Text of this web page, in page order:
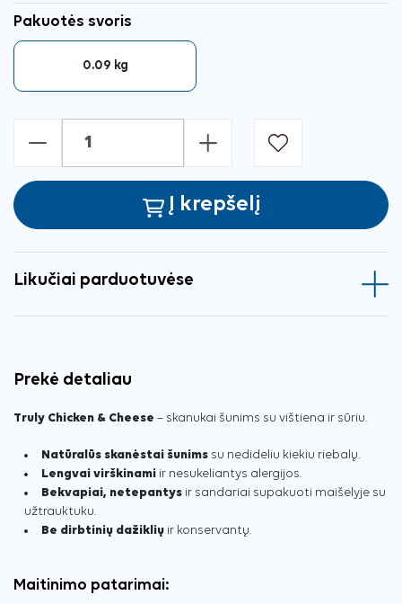
Pakuotės svoris
0.09 kg
- +
Į krepšelį
Likučiai parduotuvėse
Prekė detaliau
Truly Chicken & Cheese – skanukai šunims su vištiena ir sūriu.
Natūralūs skanėstai šunims su nedideliu kiekiu riebalų.
Lengvai virškinami ir nesukeliantys alergijos.
Bekvapiai, netepantys ir sandariai supakuoti maišelyje su
užtrauktuku.
Be dirbtinių dažiklių ir konservantų.
Maitinimo patarimai: